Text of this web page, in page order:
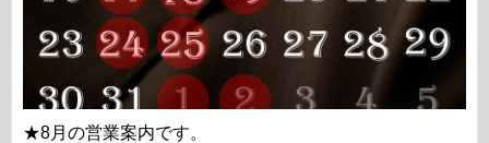
★8月の営業案内です。